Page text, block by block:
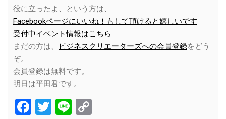
役に立ったよ、という方は、
Facebookページにいいね！もして頂けると嬉しいです
受付中イベント情報はこちら
まだの方は、
ビジネスクリエーターズへの会員登録をどう
ぞ。
会員登録は無料です。
明日は平田君です。
Facebook
Twitter
Line